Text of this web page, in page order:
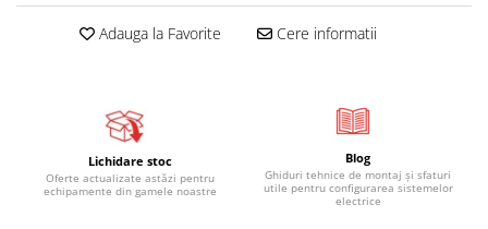
Automatizări industriale
Panouri operatoare (HMI)
Surse de tensiune
Controlere pentru automatizari
Adauga la Favorite Cere informatii
Lichidare stoc
Oferte actualizate astăzi pentru
echipamente din gamele noastre
Blog
Ghiduri tehnice de montaj și sfaturi
utile pentru configurarea sistemelor
electrice